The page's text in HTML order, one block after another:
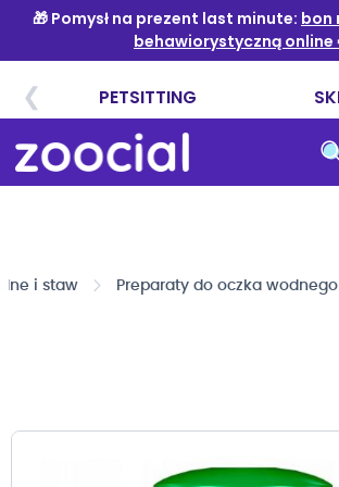
do
treści
i staw Preparaty do oczka wodnego
Przejdź